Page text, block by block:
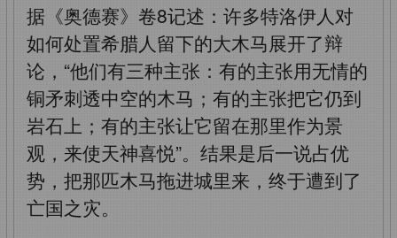
据《奥德赛》卷8记述：许多特洛伊人对
如何处置希腊人留下的大木马展开了辩
论，“他们有三种主张：有的主张用无情的
铜矛刺透中空的木马；有的主张把它仍到
岩石上；有的主张让它留在那里作为景
观，来使天神喜悦”。结果是后一说占优
势，把那匹木马拖进城里来，终于遭到了
亡国之灾。